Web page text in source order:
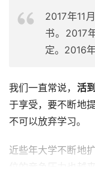
2017年11
书。2017
定。2016
我们一直常说， 活
于享受，要不断地
不可以放弃学习。
近些年大学不断地